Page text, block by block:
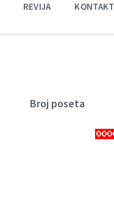
REVIJA KONTAKT
Broj poseta